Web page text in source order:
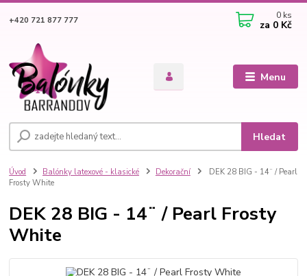
Menu
Hledat
+420 721 877 777 0 ks
za 0 Kč
Úvod Balónky latexové - klasické Dekorační
DEK 28 BIG - 14¨ / Pearl
Frosty White
DEK 28 BIG - 14¨ / Pearl Frosty
White